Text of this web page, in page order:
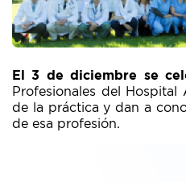
El 3 de diciembre se
Profesionales del Hospital
de la práctica y dan a
de esa profesión.